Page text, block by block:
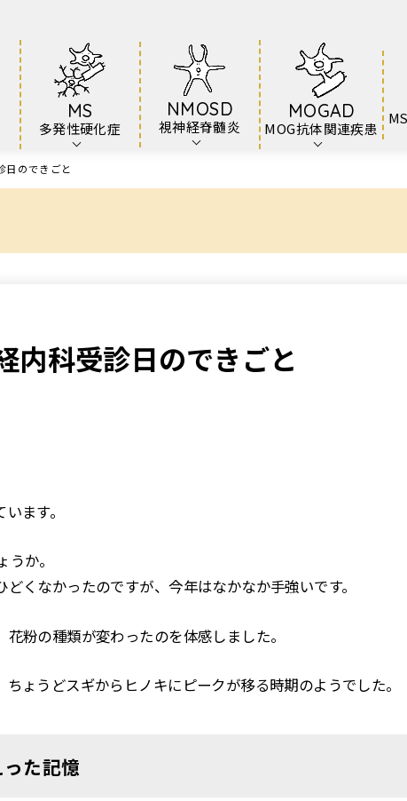
MS
多発性硬化症
NMOSD
視神経脊髄炎
MOGAD
MOG抗体関連疾患
日のできごと
内科受診日のできごと
ます。
か。
くなかったのですが、今年はなかなか手強いです。
粉の種類が変わったのを体感しました。
ょうどスギからヒノキにピークが移る時期のようでした。
た記憶